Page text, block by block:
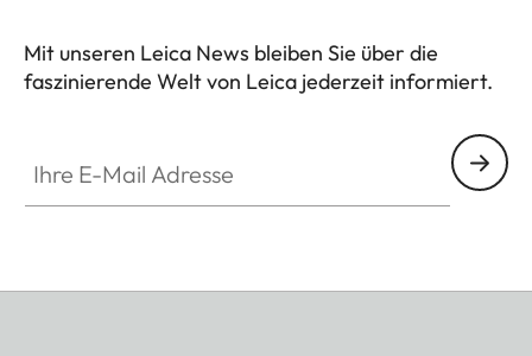
Mit unseren Leica News bleiben Sie über die
faszinierende Welt von Leica jederzeit informiert.